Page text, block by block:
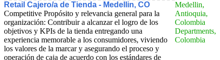
Retail Cajero/a de Tienda - Medellin, CO
Competitive Propósito y relevancia general para la
organización: Contribuir a alcanzar el logro de los
objetivos y KPIs de la tienda entregando una
experiencia memorable a los consumidores, viviendo
los valores de la marcar y asegurando el proceso y
operación de caja de acuerdo con los estándares de
Medellin,
Antioquia,
Colombia
Departments,
Colombia